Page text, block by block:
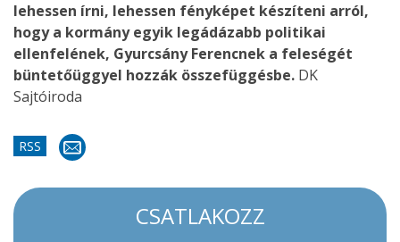
lehessen írni, lehessen fényképet készíteni arról,
hogy a kormány egyik legádázabb politikai
ellenfelének, Gyurcsány Ferencnek a feleségét
büntetőüggyel hozzák összefüggésbe. DK
Sajtóiroda
RSS
CSATLAKOZZ